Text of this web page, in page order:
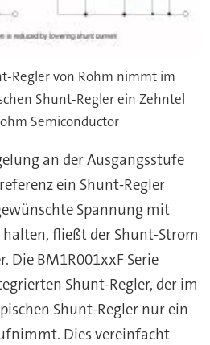
Regler von Rohm nimmt im
Shunt-Regler ein Zehntel
Semiconductor
an der Ausgangsstufe
ein Shunt-Regler
Spannung mit
fließt der Shunt-Strom
Die BM1R001xxF Serie
Shunt-Regler, der im
Shunt-Regler nur ein
Dies vereinfacht